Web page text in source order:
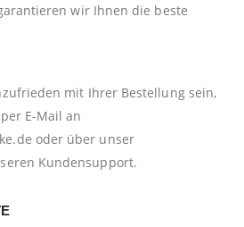
wir Ihnen die beste
mit Ihrer Bestellung sein,
E-Mail an
oder über unser
Kundensupport.